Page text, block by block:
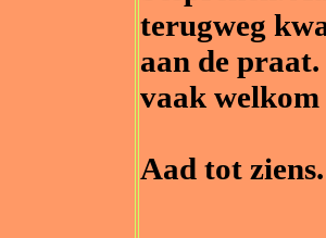
terugweg
aan de
vaak welkom
Aad tot ziens.